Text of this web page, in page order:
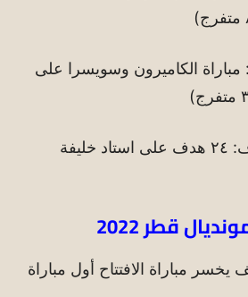
الكاميرون وسويسرا على
أكثر استاد شهد أهداف: ٢٤ هدف على استاد خليفة
قطر 2022
مباراة الافتتاح أول مباراة